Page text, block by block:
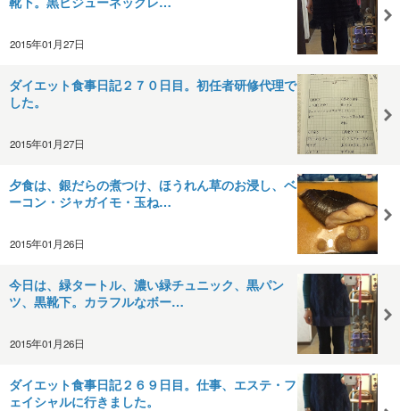
2015年01月27日
ダイエット食事日記２７０日目。初任者研修代理で
した。
2015年01月27日
夕食は、銀だらの煮つけ、ほうれん草のお浸し、ベ
ーコン・ジャガイモ・玉ね…
2015年01月26日
今日は、緑タートル、濃い緑チュニック、黒パン
ツ、黒靴下。カラフルなボー…
2015年01月26日
ダイエット食事日記２６９日目。仕事、エステ・フ
ェイシャルに行きました。